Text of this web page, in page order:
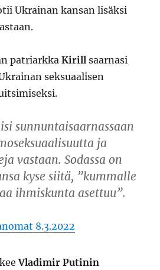
Ukrainan kansan lisäksi
patriarkkaKirillsaarnasi
seksuaalisen
sunnuntaisaarnassaan
ja
vastaan. Sodassa on
kyse siitä, ”kummalle
ihmiskunta asettuu”.
8.3.2022
Vladimir Putinin